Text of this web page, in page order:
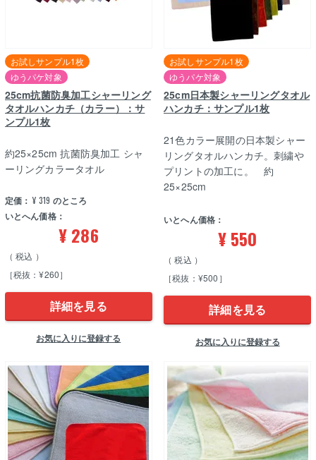
25cm抗菌防臭加工シャーリング
タオルハンカチ（カラー）：サ
ンプル1枚
お試しサンプル1枚
ゆうパケ対象
定価： ¥ 319 のところ
いとへん価格：
¥286
税込
［税抜：¥260］
約25×25cm 抗菌防臭加工 シャ
ーリングカラータオル
詳細を見る
お気に入りに登録する
25cm日本製シャーリングタオル
ハンカチ：サンプル1枚
お試しサンプル1枚
ゆうパケ対象
いとへん価格：
¥550
税込
［税抜：¥500］
21色カラー展開の日本製シャー
リングタオルハンカチ。刺繍や
プリントの加工に。 約
25×25cm
詳細を見る
お気に入りに登録する